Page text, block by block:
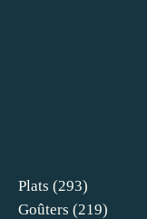
Plats (293)
Goûters (219)